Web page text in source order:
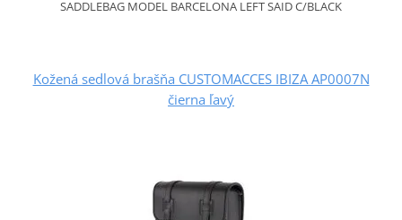
SADDLEBAG MODEL BARCELONA LEFT SAID C/BLACK
Kožená sedlová brašňa CUSTOMACCES IBIZA AP0007N
čierna ľavý